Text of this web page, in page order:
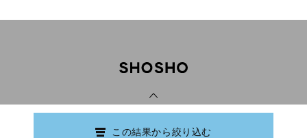
この結果から絞り込む
Copyright © Ishikawa Prefectural Library.